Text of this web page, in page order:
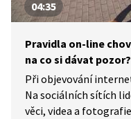
04:35
Pravidla on-line
na co si dávat pozor?
Při objevování
Na sociálních sítích
věci, videa a